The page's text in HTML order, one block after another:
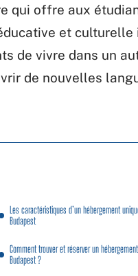
qui offre aux
et culturelle
de vivre dans un
de nouvelles
Les caractéristiques d’un hébergement
Budapest
Comment trouver et réserver un
Budapest ?